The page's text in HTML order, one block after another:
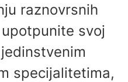
raznovrsnih
svoj
specijalitetima,